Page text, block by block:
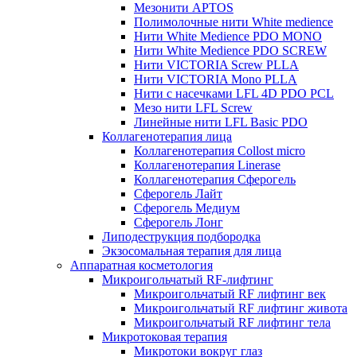
Мезонити APTOS
Полимолочные нити White medience
Нити White Medience PDO MONO
Нити White Medience PDO SCREW
Нити VICTORIA Screw PLLA
Нити VICTORIA Mono PLLA
Нити с насечками LFL 4D PDO PCL
Мезо нити LFL Screw
Линейные нити LFL Basic PDO
Коллагенотерапия лица
Коллагенотерапия Collost micro
Коллагенотерапия Linerase
Коллагенотерапия Сферогель
Сферогель Лайт
Сферогель Медиум
Сферогель Лонг
Липодеструкция подбородка
Экзосомальная терапия для лица
Аппаратная косметология
Микроигольчатый RF-лифтинг
Микроигольчатый RF лифтинг век
Микроигольчатый RF лифтинг живота
Микроигольчатый RF лифтинг тела
Микротоковая терапия
Микротоки вокруг глаз